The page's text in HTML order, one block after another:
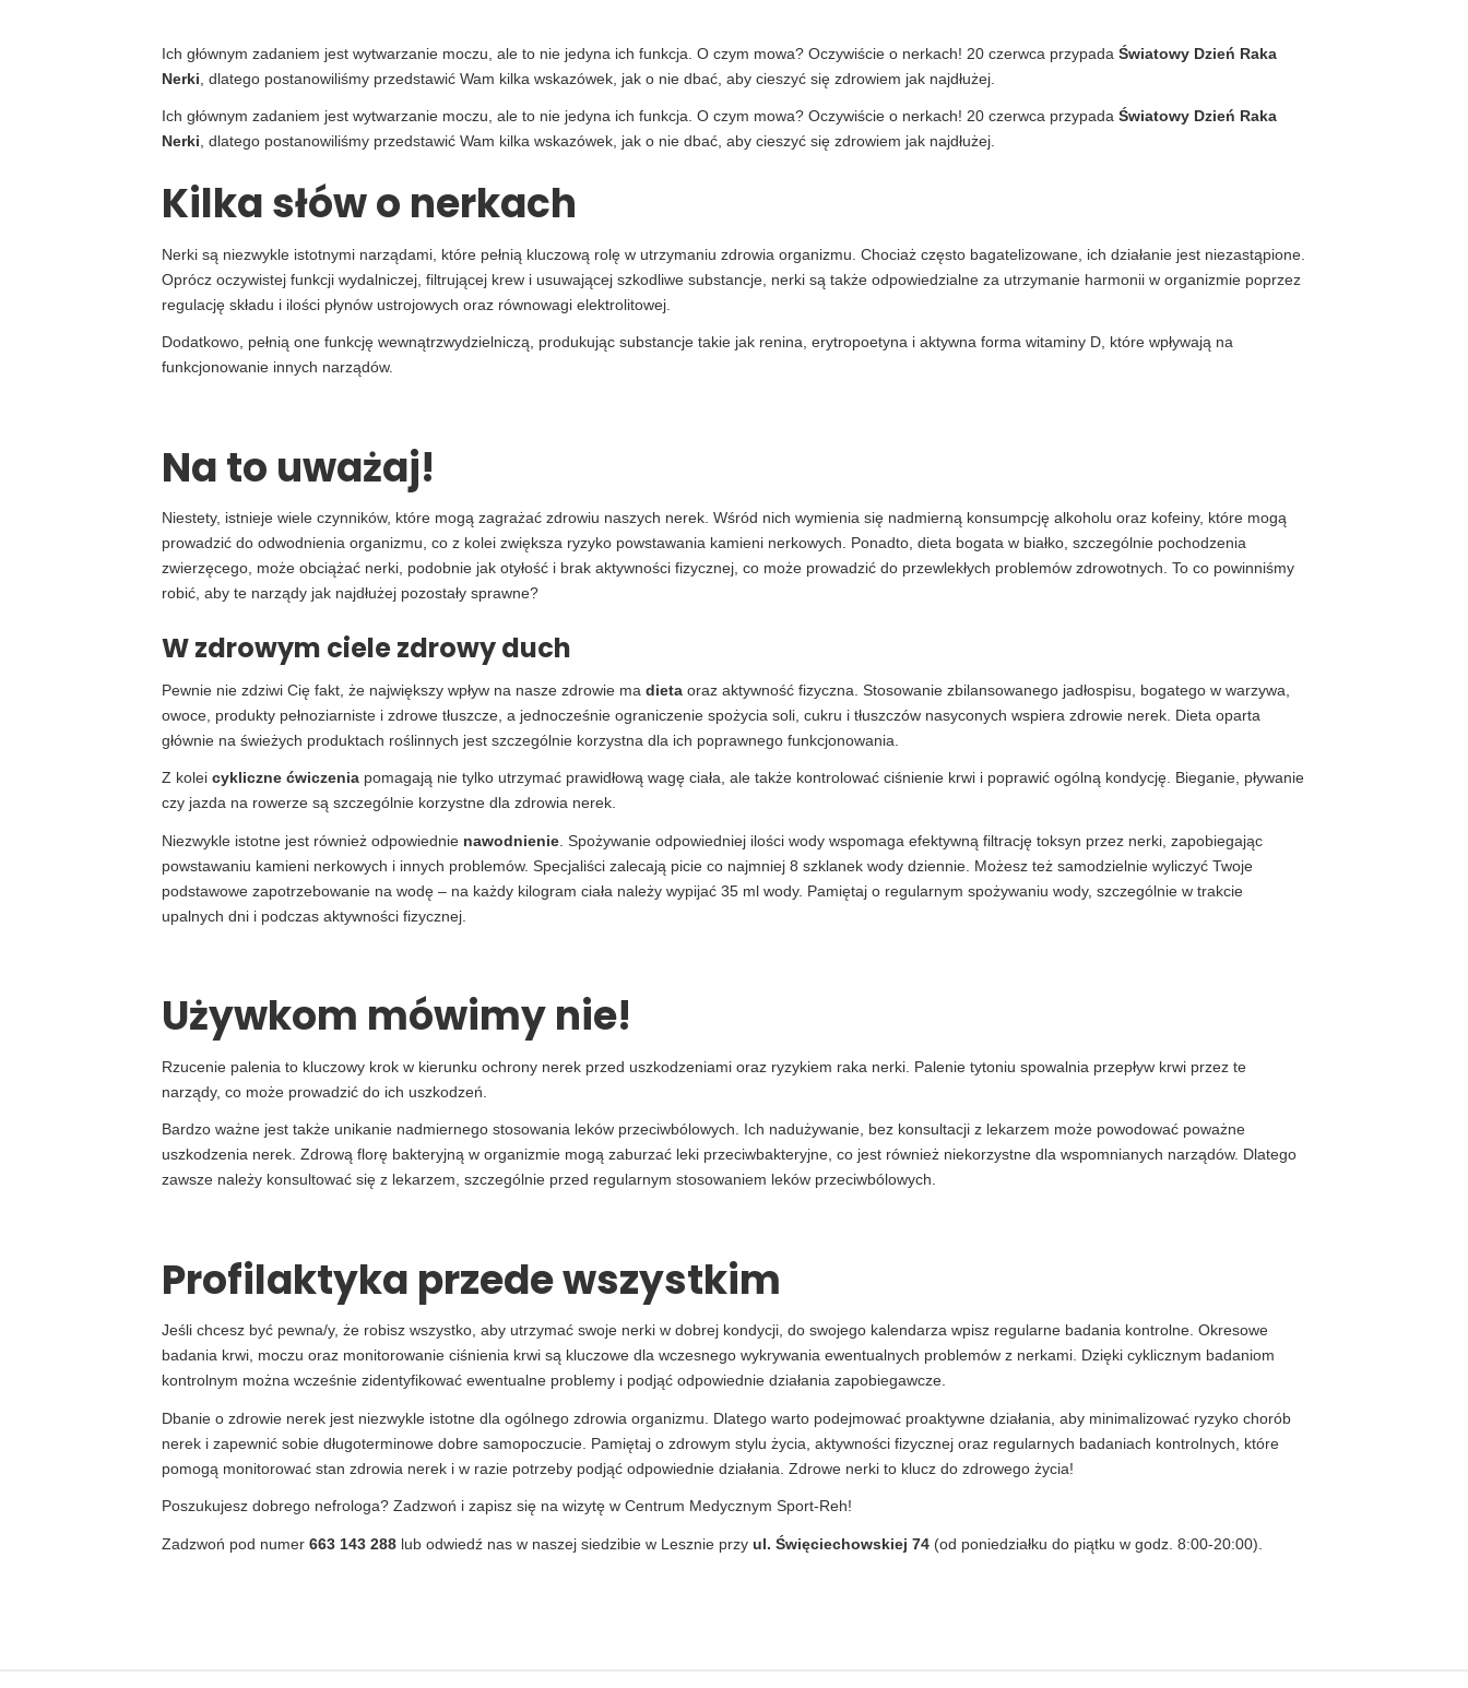
Ich głównym zadaniem jest wytwarzanie moczu, ale to nie jedyna ich funkcja. O czym mowa? Oczywiście o nerkach! 20 czerwca przypada Światowy Dzień Raka
Nerki , dlatego postanowiliśmy przedstawić Wam kilka wskazówek, jak o nie dbać, aby cieszyć się zdrowiem jak najdłużej.
Ich głównym zadaniem jest wytwarzanie moczu, ale to nie jedyna ich funkcja. O czym mowa? Oczywiście o nerkach! 20 czerwca przypada Światowy Dzień Raka
Nerki , dlatego postanowiliśmy przedstawić Wam kilka wskazówek, jak o nie dbać, aby cieszyć się zdrowiem jak najdłużej.
Kilka słów o nerkach
Nerki są niezwykle istotnymi narządami, które pełnią kluczową rolę w utrzymaniu zdrowia organizmu. Chociaż często bagatelizowane, ich działanie jest niezastąpione.
Oprócz oczywistej funkcji wydalniczej, filtrującej krew i usuwającej szkodliwe substancje, nerki są także odpowiedzialne za utrzymanie harmonii w organizmie poprzez
regulację składu i ilości płynów ustrojowych oraz równowagi elektrolitowej.
Dodatkowo, pełnią one funkcję wewnątrzwydzielniczą, produkując substancje takie jak renina, erytropoetyna i aktywna forma witaminy D, które wpływają na
funkcjonowanie innych narządów.
Na to uważaj!
Niestety, istnieje wiele czynników, które mogą zagrażać zdrowiu naszych nerek. Wśród nich wymienia się nadmierną konsumpcję alkoholu oraz kofeiny, które mogą
prowadzić do odwodnienia organizmu, co z kolei zwiększa ryzyko powstawania kamieni nerkowych. Ponadto, dieta bogata w białko, szczególnie pochodzenia
zwierzęcego, może obciążać nerki, podobnie jak otyłość i brak aktywności fizycznej, co może prowadzić do przewlekłych problemów zdrowotnych. To co powinniśmy
robić, aby te narządy jak najdłużej pozostały sprawne?
W zdrowym ciele zdrowy duch
Pewnie nie zdziwi Cię fakt, że największy wpływ na nasze zdrowie ma dieta oraz aktywność fizyczna. Stosowanie zbilansowanego jadłospisu, bogatego w warzywa,
owoce, produkty pełnoziarniste i zdrowe tłuszcze, a jednocześnie ograniczenie spożycia soli, cukru i tłuszczów nasyconych wspiera zdrowie nerek. Dieta oparta
głównie na świeżych produktach roślinnych jest szczególnie korzystna dla ich poprawnego funkcjonowania.
Z kolei cykliczne ćwiczenia pomagają nie tylko utrzymać prawidłową wagę ciała, ale także kontrolować ciśnienie krwi i poprawić ogólną kondycję. Bieganie, pływanie
czy jazda na rowerze są szczególnie korzystne dla zdrowia nerek.
Niezwykle istotne jest również odpowiednie nawodnienie . Spożywanie odpowiedniej ilości wody wspomaga efektywną filtrację toksyn przez nerki, zapobiegając
powstawaniu kamieni nerkowych i innych problemów. Specjaliści zalecają picie co najmniej 8 szklanek wody dziennie. Możesz też samodzielnie wyliczyć Twoje
podstawowe zapotrzebowanie na wodę – na każdy kilogram ciała należy wypijać 35 ml wody. Pamiętaj o regularnym spożywaniu wody, szczególnie w trakcie
upalnych dni i podczas aktywności fizycznej.
Używkom mówimy nie!
Rzucenie palenia to kluczowy krok w kierunku ochrony nerek przed uszkodzeniami oraz ryzykiem raka nerki. Palenie tytoniu spowalnia przepływ krwi przez te
narządy, co może prowadzić do ich uszkodzeń.
Bardzo ważne jest także unikanie nadmiernego stosowania leków przeciwbólowych. Ich nadużywanie, bez konsultacji z lekarzem może powodować poważne
uszkodzenia nerek. Zdrową florę bakteryjną w organizmie mogą zaburzać leki przeciwbakteryjne, co jest również niekorzystne dla wspomnianych narządów. Dlatego
zawsze należy konsultować się z lekarzem, szczególnie przed regularnym stosowaniem leków przeciwbólowych.
Profilaktyka przede wszystkim
Jeśli chcesz być pewna/y, że robisz wszystko, aby utrzymać swoje nerki w dobrej kondycji, do swojego kalendarza wpisz regularne badania kontrolne. Okresowe
badania krwi, moczu oraz monitorowanie ciśnienia krwi są kluczowe dla wczesnego wykrywania ewentualnych problemów z nerkami. Dzięki cyklicznym badaniom
kontrolnym można wcześnie zidentyfikować ewentualne problemy i podjąć odpowiednie działania zapobiegawcze.
Dbanie o zdrowie nerek jest niezwykle istotne dla ogólnego zdrowia organizmu. Dlatego warto podejmować proaktywne działania, aby minimalizować ryzyko chorób
nerek i zapewnić sobie długoterminowe dobre samopoczucie. Pamiętaj o zdrowym stylu życia, aktywności fizycznej oraz regularnych badaniach kontrolnych, które
pomogą monitorować stan zdrowia nerek i w razie potrzeby podjąć odpowiednie działania. Zdrowe nerki to klucz do zdrowego życia!
Poszukujesz dobrego nefrologa? Zadzwoń i zapisz się na wizytę w Centrum Medycznym Sport-Reh!
Zadzwoń pod numer 663 143 288 lub odwiedź nas w naszej siedzibie w Lesznie przy ul. Święciechowskiej 74 (od poniedziałku do piątku w godz. 8:00-20:00).